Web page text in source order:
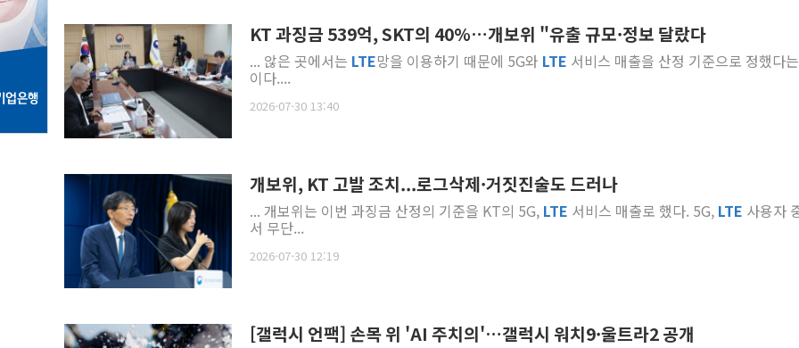
KT 과징금 539억, SKT의 40%…개보위 "유출 규모·정보 달랐다
... 않은 곳에서는 LTE망을 이용하기 때문에 5G와 LTE 서비스 매출을 산정 기준으로 정했다
이다....
2026-07-30 13:40
개보위, KT 고발 조치...로그삭제·거짓진술도 드러나
... 개보위는 이번 과징금 산정의 기준을 KT의 5G, LTE 서비스 매출로 했다. 5G, LTE 사용자
서 무단...
2026-07-30 12:19
[갤럭시 언팩] 손목 위 'AI 주치의'…갤럭시 워치9·울트라2 공개